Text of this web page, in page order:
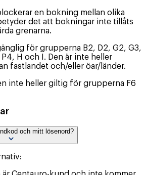
en bokning mellan olika
det att bokningar inte tillåts
grenarna.
för grupperna B2, D2, G2, G3,
P4, H och I. Den är inte heller
fastlandet och/eller öar/länder.
inte heller giltig för grupperna F6
och mitt lösenord?